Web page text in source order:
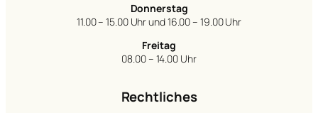
Donnerstag
11.00 – 15.00 Uhr und 16.00 – 19.00 Uhr
Freitag
08.00 – 14.00 Uhr
Rechtliches